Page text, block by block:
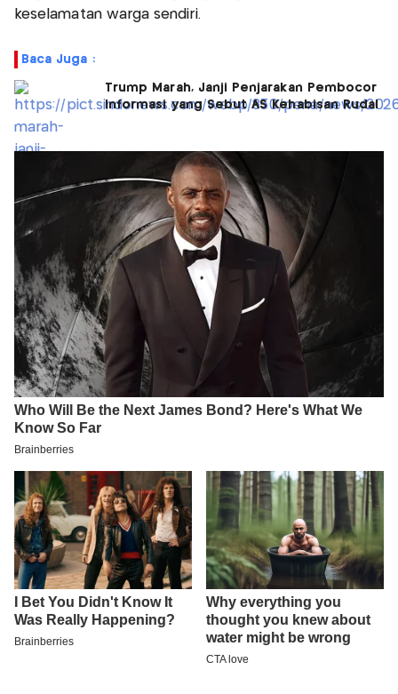
keselamatan warga sendiri.
Baca Juga :
Trump Marah, Janji Penjarakan Pembocor
Informasi yang Sebut AS Kehabisan Rudal